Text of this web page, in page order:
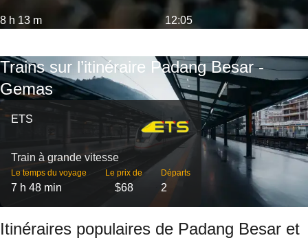
8 h 13 m 12:05
Trains sur l’itinéraire Padang Besar -
Gemas
ETS
Train à grande vitesse
Le temps du voyage
7 h 48 min
Le prix de
$68
Départs
2
Itinéraires populaires de Padang Besar et